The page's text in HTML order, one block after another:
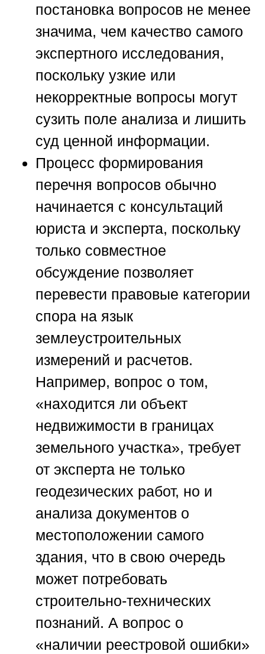
постановка вопросов не менее
значима, чем качество самого
экспертного исследования,
поскольку узкие или
некорректные вопросы могут
сузить поле анализа и лишить
суд ценной информации.
Процесс формирования
перечня вопросов обычно
начинается с консультаций
юриста и эксперта, поскольку
только совместное
обсуждение позволяет
перевести правовые категории
спора на язык
землеустроительных
измерений и расчетов.
Например, вопрос о том,
«находится ли объект
недвижимости в границах
земельного участка», требует
от эксперта не только
геодезических работ, но и
анализа документов о
местоположении самого
здания, что в свою очередь
может потребовать
строительно-технических
познаний. А вопрос о
«наличии реестровой ошибки»